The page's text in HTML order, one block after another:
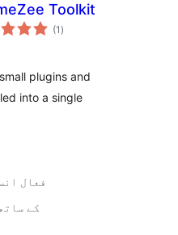
Toolkit
(1 مجموعی
درجہ
)
plugins and
into a single
6,000+
5.8.14 کے